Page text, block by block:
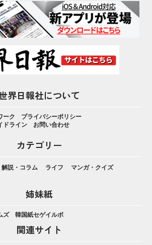
界日報社について
ーク
プライバシーポリシー
ドライン
お問い合わせ
カテゴリー
解説・コラム ライフ マンガ・クイズ
姉妹紙
ズ 韓国紙セゲイルボ
関連サイト